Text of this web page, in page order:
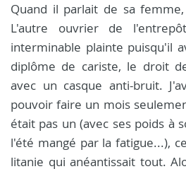
Quand il parlait de sa
L'autre ouvrier de
interminable plainte puisqu'il
diplôme de cariste, le droit
avec un casque anti-bruit.
pouvoir faire un mois
était pas un (avec ses poids à
l'été mangé par la fatigue...),
litanie qui anéantissait tout.